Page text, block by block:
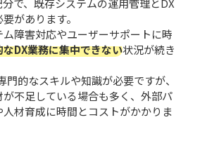
があります。
障害対応やユーザーサポートに時
なDX業務に集中できない状況が続き
門的なスキルや知識が必要ですが、
不足している場合も多く、外部パ
材育成に時間とコストがかかりま